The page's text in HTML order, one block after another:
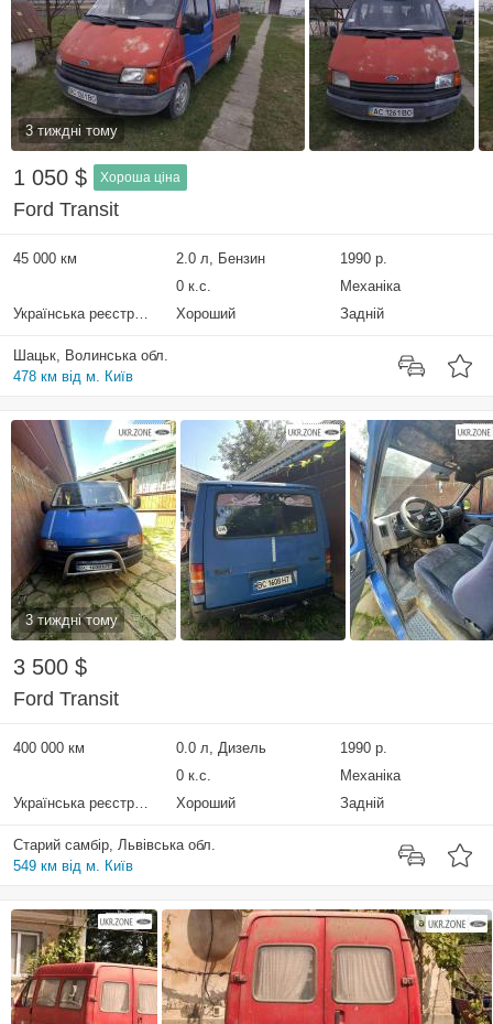
3 тиждні тому
1 050 $ Хороша ціна
Ford Transit
45 000 км 2.0 л, Бензин
1990 р.
0 к.с.
Механіка
Українська реєстрація
Хороший Задній
Шацьк, Волинська обл.
478 км від м. Київ
3 тиждні тому
3 500 $
Ford Transit
400 000 км 0.0 л, Дизель
1990 р.
0 к.с.
Механіка
Українська реєстрація
Хороший Задній
Старий самбір, Львівська обл.
549 км від м. Київ